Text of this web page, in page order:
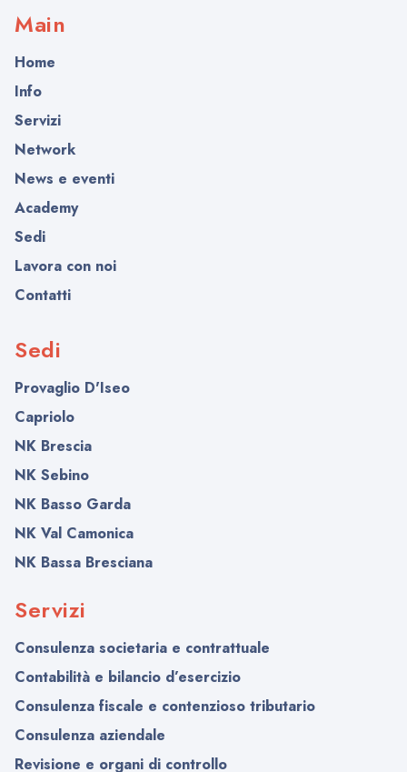
Main
Home
Info
Servizi
Network
News e eventi
Academy
Sedi
Lavora con noi
Contatti
Sedi
Provaglio D'Iseo
Capriolo
NK Brescia
NK Sebino
NK Basso Garda
NK Val Camonica
NK Bassa Bresciana
Servizi
Consulenza societaria e contrattuale
Contabilità e bilancio d’esercizio
Consulenza fiscale e contenzioso tributario
Consulenza aziendale
Revisione e organi di controllo